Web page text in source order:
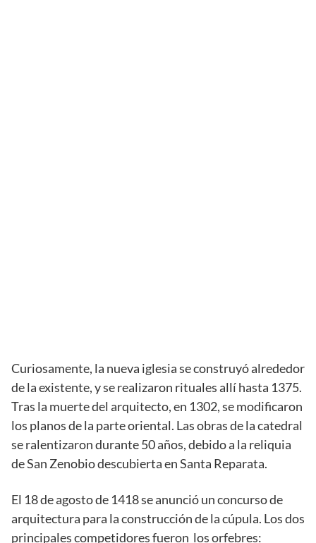
Curiosamente, la nueva iglesia se construyó alrededor
de la existente, y se realizaron rituales allí hasta 1375.
Tras la muerte del arquitecto, en 1302, se modificaron
los planos de la parte oriental. Las obras de la catedral
se ralentizaron durante 50 años, debido a la reliquia
de San Zenobio descubierta en Santa Reparata.
El 18 de agosto de 1418 se anunció un concurso de
arquitectura para la construcción de la cúpula. Los dos
principales competidores fueron los orfebres: